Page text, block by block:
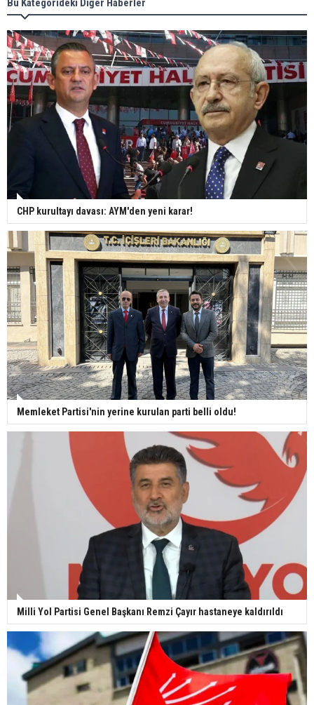
Bu Kategorideki Diğer Haberler
CHP kurultayı davası: AYM'den yeni karar!
Memleket Partisi'nin yerine kurulan parti belli oldu!
Milli Yol Partisi Genel Başkanı Remzi Çayır hastaneye kaldırıldı